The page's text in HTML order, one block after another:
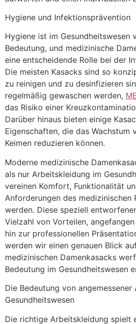
Hygiene und Infektionsprävention
Hygiene ist im Gesundheitswesen
Bedeutung, und medizinische
eine entscheidende Rolle bei der
Die meisten Kasacks sind so
zu reinigen und zu desinfizieren
regelmäßig gewaschen werden,
das Risiko einer
Darüber hinaus bieten einige
Eigenschaften, die das Wachstum
Keimen reduzieren können.
Moderne medizinische
als nur Arbeitskleidung im
vereinen Komfort, Funktionalität
Anforderungen des medizinischen
werden. Diese speziell
Vielzahl von Vorteilen,
hin zur professionellen
werden wir einen genauen Blick
medizinischen Damenkasacks
Bedeutung im Gesundheitswesen
Die Bedeutung von
Gesundheitswesen
Die richtige Arbeitskleidung spielt